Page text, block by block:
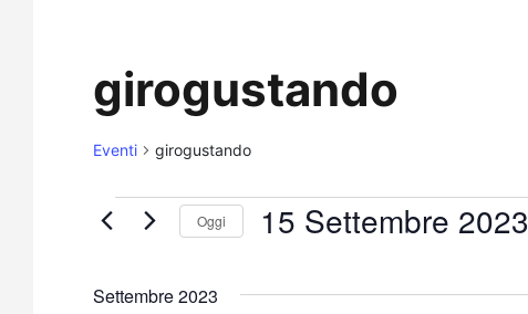
girogustando
Eventi girogustando
Oggi 15 Settembre 2023
Settembre 2023